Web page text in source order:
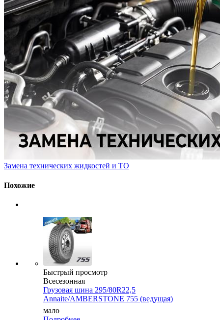
Замена технических жидкостей и ТО
Похожие
Быстрый просмотр
Всесезонная
Грузовая шина 295/80R22,5
Annaite/AMBERSTONE 755 (ведущая)
мало